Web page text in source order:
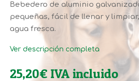
Bebedero de aluminio
pequeñas, fácil de llenar y
agua fresca.
Ver descripción completa
25,20€ IVA incluido